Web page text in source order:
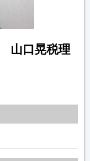
山口晃税理